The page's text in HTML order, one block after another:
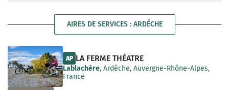
AIRES DE SERVICES : ARDÊCHE
AP LA FERME THÉATRE
Lablachère, Ardêche, Auvergne-Rhône-Alpes,
France